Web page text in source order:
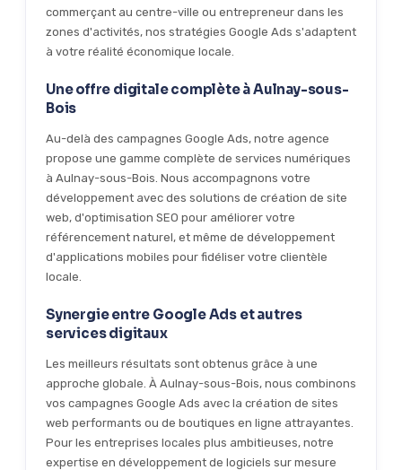
commerçant au centre-ville ou entrepreneur dans les
zones d'activités, nos stratégies Google Ads s'adaptent
à votre réalité économique locale.
Une offre digitale complète à Aulnay-sous-
Bois
Au-delà des campagnes Google Ads, notre agence
propose une gamme complète de services numériques
à Aulnay-sous-Bois. Nous accompagnons votre
développement avec des solutions de création de site
web, d'optimisation SEO pour améliorer votre
référencement naturel, et même de développement
d'applications mobiles pour fidéliser votre clientèle
locale.
Synergie entre Google Ads et autres
services digitaux
Les meilleurs résultats sont obtenus grâce à une
approche globale. À Aulnay-sous-Bois, nous combinons
vos campagnes Google Ads avec la création de sites
web performants ou de boutiques en ligne attrayantes.
Pour les entreprises locales plus ambitieuses, notre
expertise en développement de logiciels sur mesure